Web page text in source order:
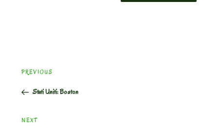
navigation
Previous
PREVIOUS
Stati Uniti: Boston
Next
NEXT